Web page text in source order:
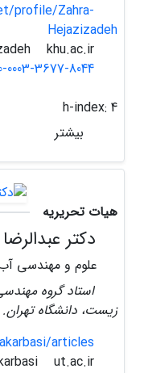
profile/Zahra-
Hejazizadeh
khu.ac.ir
0003-3677-8044
h-index: 4
بیشتر
هیات تحریریه
دکتر
علوم و مهندسی
استاد گروه
زیست، دانشگاه تهران.
articles
ut.ac.ir